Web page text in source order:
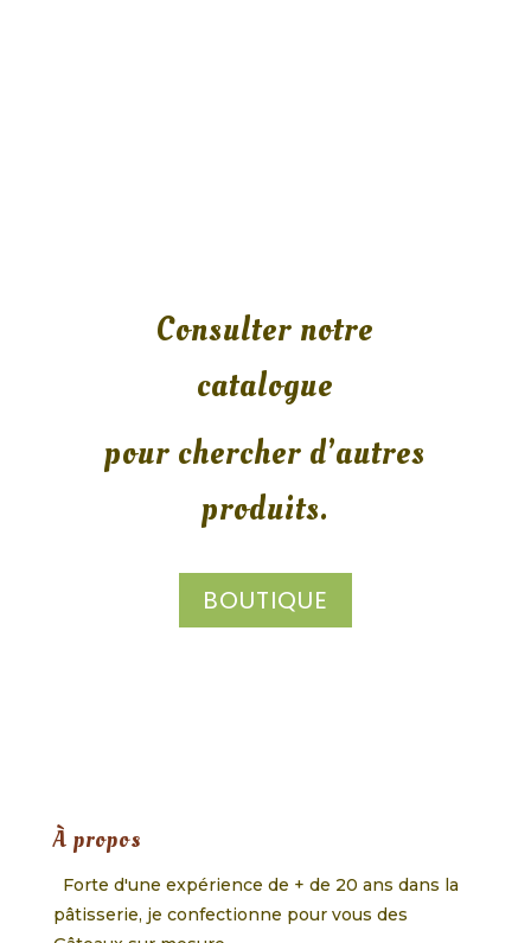
Consulter notre
catalogue
pour chercher d’autres
produits.
BOUTIQUE
À propos
Forte d'une expérience de + de 20 ans dans la
pâtisserie, je confectionne pour vous des